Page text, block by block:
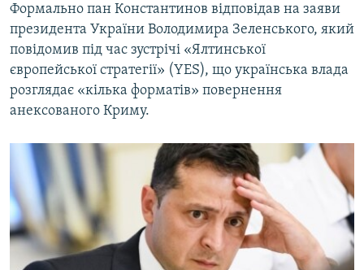
Формально пан Константинов відповідав на заяви
президента України Володимира Зеленського, який
повідомив під час зустрічі «Ялтинської
європейської стратегії» (YES), що українська влада
розглядає «кілька форматів» повернення
анексованого Криму.